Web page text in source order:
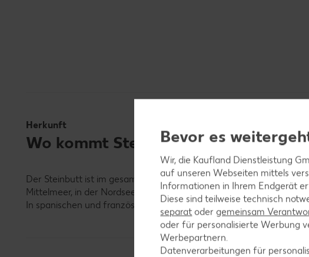
Herkunft
Wo kommt Steinbutt ursprünglich
Der Steinbutt ist im gesamten Nordostatlantik anzutreffen, wo er
Mittelmeer, in der Nordsee und auch in der westlichen Oststee.
In spanischen und französischen Aquafarmen wird der
Bevor es
Wir, die Kaufland Dienstleistung
auf unseren Webseiten mittels
Informationen in Ihrem Endgerät
Diese sind teilweise technisch
separat oder gemeinsam
oder für personalisierte Werbung
Werbepartnern.
Datenverarbeitungen für